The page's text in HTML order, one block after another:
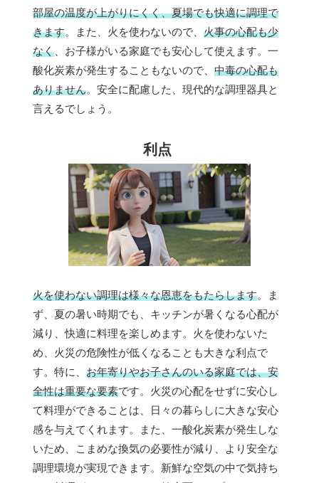
部屋の温度が上がりにくく、夏場でも快適に調理で
きます。また、火を使わないので、 火事の心配も少
なく 、お子様がいる家庭でも安心して使えます。一
酸化炭素が発生することもないので、 中毒の心配も
ありません。安全に配慮した、現代的な調理器具と
言えるでしょう。
利点
火を使わない調理は様々な恩恵をもたらします。ま
ず、夏の暑い時期でも、キッチンが暑くなる心配が
減り、快適に料理を楽しめます。火を使わないた
め、火災の危険性が低くなることも大きな利点で
す。特に、 お年寄りやお子さんのいる家庭では、安
全性は重要な要素です。火災の心配をせずに安心し
て料理ができることは、日々の暮らしに大きな安心
感を与えてくれます。また、一酸化炭素が発生しな
いため、こまめな換気の必要性が減り、より安全な
調理環境が実現できます。新鮮な空気の中で気持ち